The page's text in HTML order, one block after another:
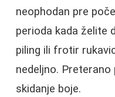
neophodan pre
perioda kada želite
piling ili frotir
nedeljno.
skidanje boje.